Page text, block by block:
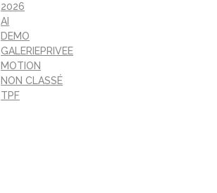
2026
AI
DEMO
GALERIEPRIVEE
MOTION
NON CLASSÉ
TPF